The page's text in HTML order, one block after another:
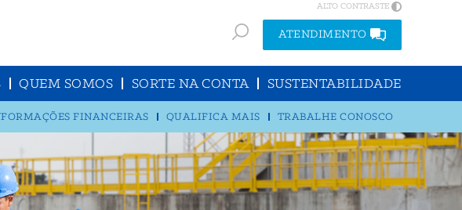
ALTO CONTRASTE
ATENDIMENTO
QUEM SOMOS SORTE NA CONTA SUSTENTABILIDADE
FINANCEIRAS QUALIFICA MAIS TRABALHE CONOSCO